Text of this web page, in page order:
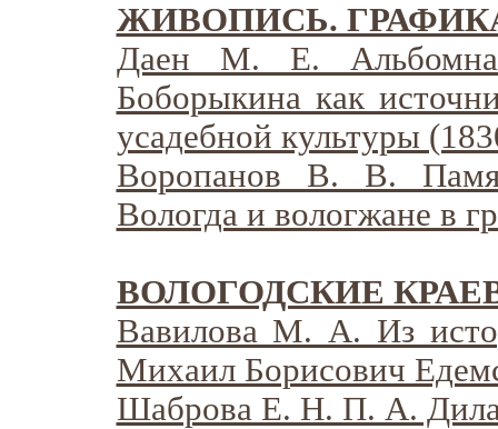
ЖИВОПИСЬ.
Даен М. Е.
Боборыкина как
усадебной культуры
Воропанов В. В.
Вологда и вологжане в
ВОЛОГОДСКИЕ
Вавилова М. А. Из
Михаил Борисович
Шаброва Е. Н. П. А.